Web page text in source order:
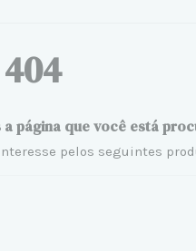
a página que você está
pelos seguintes